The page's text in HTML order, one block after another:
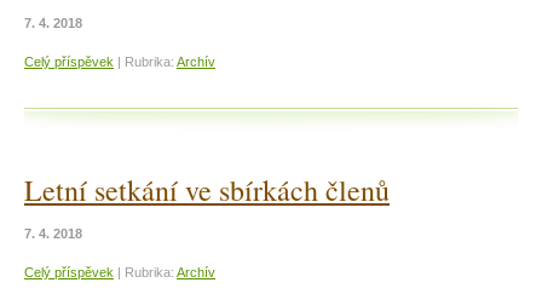
7. 4. 2018
Celý příspěvek | Rubrika: Archív
Letní setkání ve sbírkách členů
7. 4. 2018
Celý příspěvek | Rubrika: Archív